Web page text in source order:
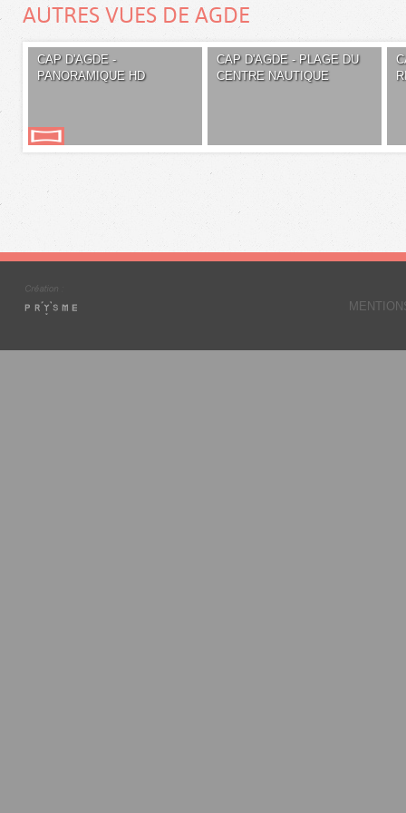
AUTRES VUES DE AGDE
CAP D'AGDE -
PANORAMIQUE HD
CAP D'AGDE - PLAGE DU
CENTRE NAUTIQUE